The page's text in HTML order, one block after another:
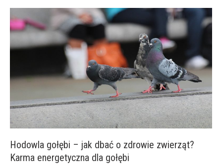
Hodowla gołębi – jak dbać o zdrowie zwierząt?
Karma energetyczna dla gołębi